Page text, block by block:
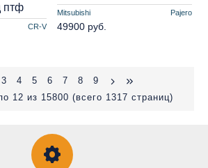
CR-V
птф
Mitsubishi Pajero
49900 руб.
3 4 5 6 7 8
9
12 из 15800 (всего 1317 страниц)